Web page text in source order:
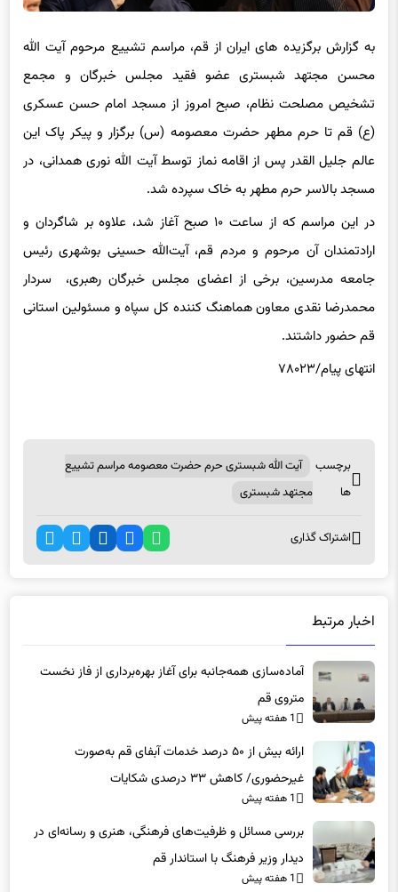
به گزارش برگزیده های ایران از قم، مراسم تشییع مرحوم آیت الله
محسن مجتهد شبستری عضو فقید مجلس خبرگان و مجمع
تشخیص مصلحت نظام، صبح امروز از مسجد امام حسن عسکری
(ع) قم تا حرم مطهر حضرت معصومه (س) برگزار و پیکر پاک این
عالم جلیل القدر پس از اقامه نماز توسط آیت الله نوری همدانی، در
مسجد بالاسر حرم مطهر به خاک سپرده شد.
در این مراسم که از ساعت ۱۰ صبح آغاز شد، علاوه بر شاگردان و
ارادتمندان آن مرحوم و مردم قم، آیت‌الله حسینی بوشهری رئیس
جامعه مدرسین، برخی از اعضای مجلس خبرگان رهبری، سردار
محمدرضا نقدی معاون هماهنگ کننده کل سپاه و مسئولین استانی
قم حضور داشتند.
انتهای پیام/۷۸۰۲۳
برچسب
ها
آیت الله شبستری حرم حضرت معصومه مراسم تشییع
مجتهد شبستری
اشتراک گذاری
اخبار مرتبط
آماده‌سازی همه‌جانبه برای آغاز بهره‌برداری از فاز نخست
متروی قم
1 هفته پیش
ارائه بیش از ۵۰ درصد خدمات آبفای قم به‌صورت
غیرحضوری/ کاهش ۳۳ درصدی شکایات
1 هفته پیش
بررسی مسائل و ظرفیت‌های فرهنگی، هنری و رسانه‌ای در
دیدار وزیر فرهنگ با استاندار قم
1 هفته پیش